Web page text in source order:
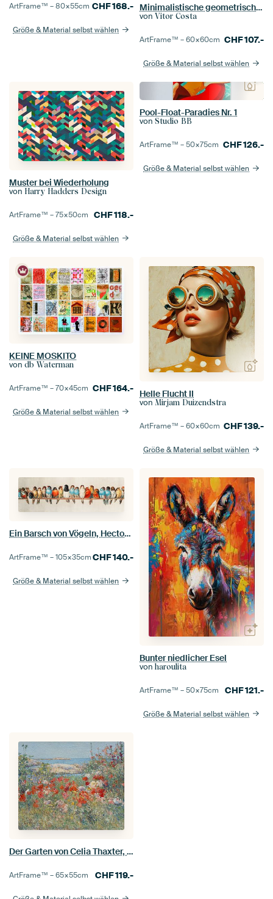
ArtFrame™ –80×55cm CHF168.-
Größe & Material selbst wählen
Minimalistische geometrische Formen 6
von Vitor Costa
ArtFrame™ –60×60cm CHF107.-
Größe & Material selbst wählen
Muster bei Wiederholung
von Harry Hadders Design
ArtFrame™ –75×50cm CHF118.-
Größe & Material selbst wählen
Pool-Float-Paradies Nr. 1
von Studio BB
ArtFrame™ –50×75cm CHF126.-
Größe & Material selbst wählen
KEINE MOSKITO
von db Waterman
ArtFrame™ –70×45cm CHF164.-
Größe & Material selbst wählen
Helle Flucht II
von Mirjam Duizendstra
ArtFrame™ –60×60cm CHF139.-
Größe & Material selbst wählen
Ein Barsch von Vögeln, Hector Giacomelli (Digitalisiert)
ArtFrame™ –105×35cmCHF140.-
Größe & Material selbst wählen
Bunter niedlicher Esel
von haroulita
ArtFrame™ –50×75cm CHF121.-
Größe & Material selbst wählen
Der Garten von Celia Thaxter, Shoals Islands, Maine
ArtFrame™ –65×55cm CHF119.-